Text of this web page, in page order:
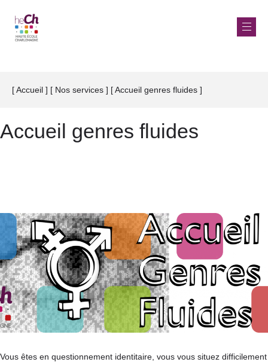
Fil
Accueil Nos services Accueil genres fluides
Accueil genres fluides
Vous êtes en questionnement identitaire, vous vous situez difficilement